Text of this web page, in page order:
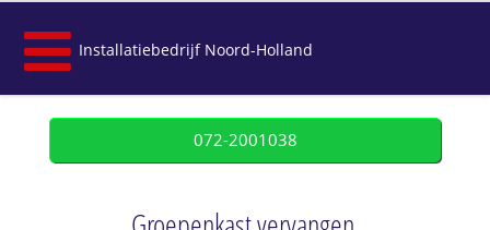
Installatiebedrijf Noord-Holland
072-2001038